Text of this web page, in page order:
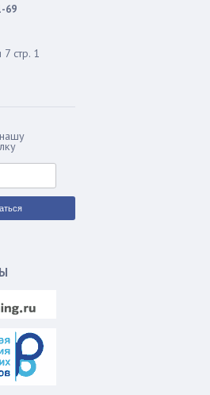
69
стр. 1